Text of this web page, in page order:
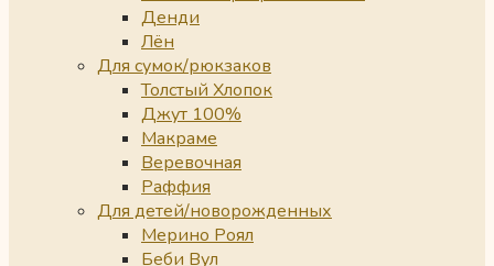
Денди
Лён
Для сумок/рюкзаков
Толстый Хлопок
Джут 100%
Макраме
Веревочная
Раффия
Для детей/новорожденных
Мерино Роял
Беби Вул